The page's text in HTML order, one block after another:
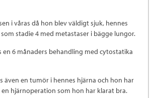
i våras då hon blev väldigt sjuk, hennes
stadie 4 med metastaser i bägge lungor.
en 6 månaders behandling med cytostatika
även en tumör i hennes hjärna och hon har
hjärnoperation som hon har klarat bra.